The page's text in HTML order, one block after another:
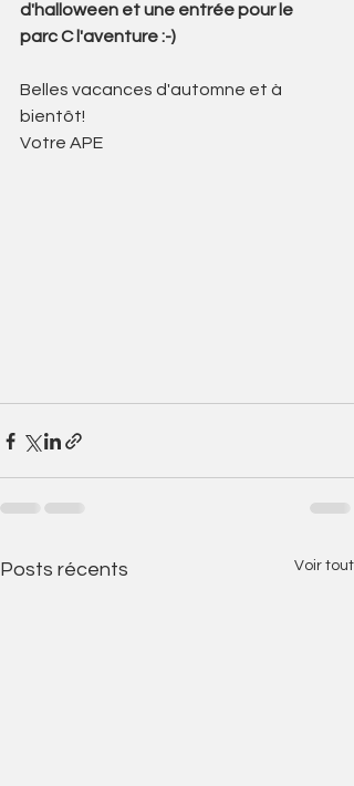
d'halloween et une entrée pour le
parc C l'aventure :-)
Belles vacances d'automne et à
bientôt!
Votre APE
Posts récents Voir tout